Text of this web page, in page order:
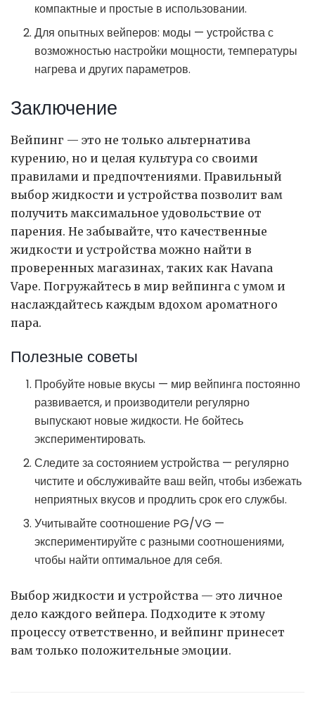
компактные и простые в использовании.
Для опытных вейперов: моды — устройства с
возможностью настройки мощности, температуры
нагрева и других параметров.
Заключение
Вейпинг — это не только альтернатива
курению, но и целая культура со своими
правилами и предпочтениями. Правильный
выбор жидкости и устройства позволит вам
получить максимальное удовольствие от
парения. Не забывайте, что качественные
жидкости и устройства можно найти в
проверенных магазинах, таких как Havana
Vape. Погружайтесь в мир вейпинга с умом и
наслаждайтесь каждым вдохом ароматного
пара.
Полезные советы
Пробуйте новые вкусы — мир вейпинга постоянно
развивается, и производители регулярно
выпускают новые жидкости. Не бойтесь
экспериментировать.
Следите за состоянием устройства — регулярно
чистите и обслуживайте ваш вейп, чтобы избежать
неприятных вкусов и продлить срок его службы.
Учитывайте соотношение PG/VG —
экспериментируйте с разными соотношениями,
чтобы найти оптимальное для себя.
Выбор жидкости и устройства — это личное
дело каждого вейпера. Подходите к этому
процессу ответственно, и вейпинг принесет
вам только положительные эмоции.